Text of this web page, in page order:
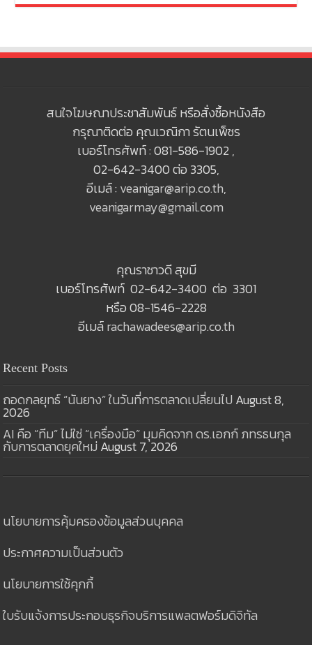
สนใจโฆษณาประชาสัมพันธ์ หรือสั่งซื้อหนังสือ
กรุณาติดต่อ คุณเวณิกา รัตนเพ็ชร
เบอร์โทรศัพท์ : 081-586-1902 ,
02-642-3400 ต่อ 3305,
อีเมล์ : veanigar@arip.co.th,
veanigarmay@gmail.com
คุณราชาวดี สุขมี
เบอร์โทรศัพท์ 02-642-3400 ต่อ 3301
หรือ 08-1546-2228
อีเมล์rachawadees@arip.co.th
Recent Posts
ถอดกลยุทธ์ “นันยาง” ในวันที่การตลาดเปลี่ยนไป August 8,
2026
AI คือ “ทีม” ไม่ใช่ “เครื่องมือ” มุมคิดจาก ดร.เอกก์ ภทรธนกุล
กับการตลาดยุคใหม่ August 7, 2026
นโยบายการคุ้มครองข้อมูลส่วนบุคคล
ประกาศความเป็นส่วนตัว
นโยบายการใช้คุกกี้
ใบรับแจ้งการประกอบธุรกิจบริการแพลตฟอร์มดิจิทัล